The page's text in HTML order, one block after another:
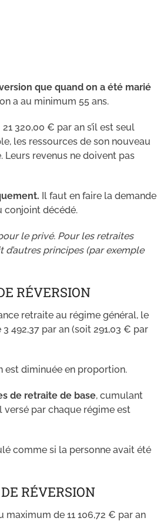
que quand on a été marié
a au minimum 55 ans.
320,00 € par an s’il est seul
les ressources de son nouveau
revenus ne doivent pas
Il faut en faire la demande
conjoint décédé.
le privé. Pour les retraites
principes (par exemple
RÉVERSION
retraite au régime général, le
492,37 par an (soit 291,03 € par
est diminuée en proportion.
de retraite de base, cumulant
par chaque régime est
comme si la personne avait été
RÉVERSION
maximum de 11 106,72 € par an